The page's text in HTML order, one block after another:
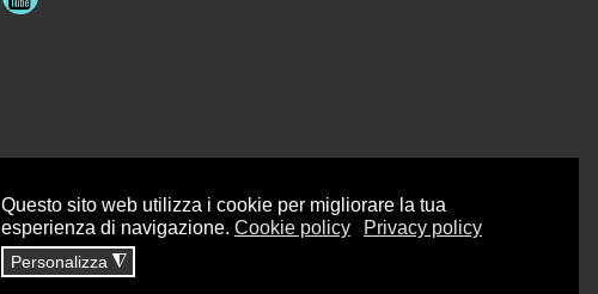
Questo sito web utilizza i cookie per migliorare la tua
esperienza di navigazione. Cookie policy Privacy policy
Personalizza ◮